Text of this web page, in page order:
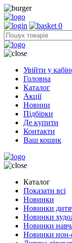
0
Увійти у
Головна
Каталог
Акції
Новини
Підбірки
Де купити
Контакти
Ваш кошик
Каталог
Показати всі
Новинки
Новинки
Новинки
Новинки
Новинки